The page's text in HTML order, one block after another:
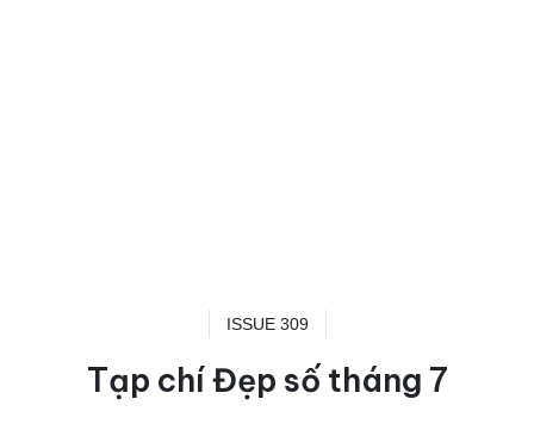
ISSUE 309
Tạp chí Đẹp số tháng 7